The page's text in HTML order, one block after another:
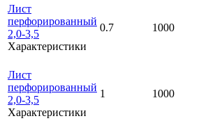
Лист
перфорированный
2,0-3,5
Характеристики
0.7 1000
Лист
перфорированный
2,0-3,5
Характеристики
1 1000